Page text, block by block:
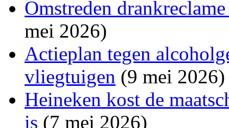
Omstreden
mei 2026)
Actieplan tegen
vliegtuigen (9 mei 2026)
Heineken kost de
is (7 mei 2026)